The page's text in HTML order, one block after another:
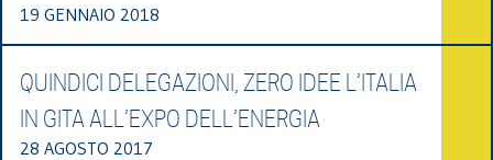
19 GENNAIO 2018
QUINDICI DELEGAZIONI, ZERO IDEE L’ITALIA
IN GITA ALL’EXPO DELL’ENERGIA
28 AGOSTO 2017